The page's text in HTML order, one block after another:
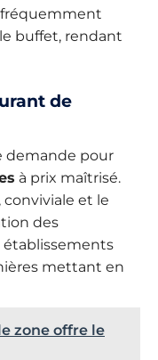
fréquemment
buffet, rendant
de
demande pour
à prix maîtrisé.
conviviale et le
des
établissements
mettant en
zone offre le